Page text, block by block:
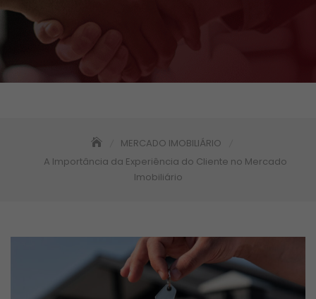
MERCADO IMOBILIÁRIO
A Importância da Experiência do Cliente no Mercado
Imobiliário